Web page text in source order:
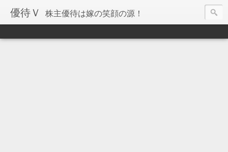
優待Ｖ 株主優待は嫁の笑顔の源！